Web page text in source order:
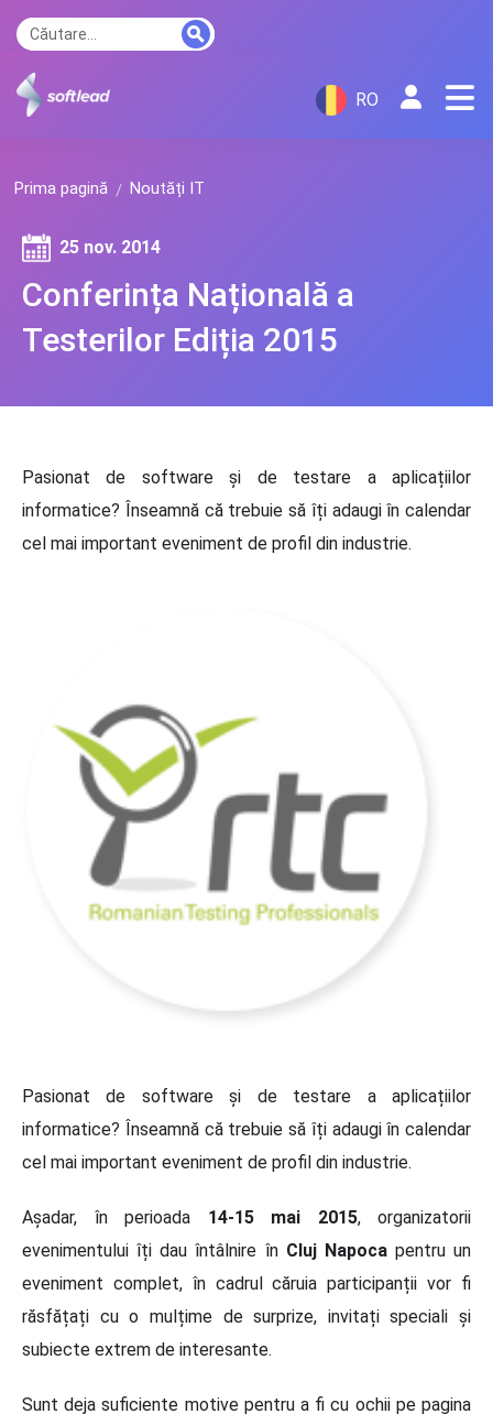
RO
Prima pagină Noutăți IT
Conferința Națională a
Testerilor Ediția 2015
25 nov. 2014
Pasionat de software și de testare a aplicațiilor
informatice? Înseamnă că trebuie să îți adaugi în calendar
cel mai important eveniment de profil din industrie.
Pasionat de software și de testare a aplicațiilor
informatice? Înseamnă că trebuie să îți adaugi în calendar
cel mai important eveniment de profil din industrie.
Așadar, în perioada 14-15 mai 2015, organizatorii
evenimentului îți dau întâlnire înCluj Napocapentru un
eveniment complet, în cadrul căruia participanții vor fi
răsfățați cu o mulțime de surprize, invitați speciali și
subiecte extrem de interesante.
Sunt deja suficiente motive pentru a fi cu ochii pe pagina